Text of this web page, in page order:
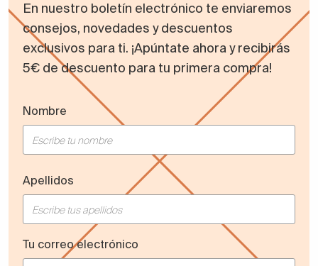
En nuestro boletín electrónico te enviaremos
consejos, novedades y descuentos
exclusivos para ti. ¡Apúntate ahora y recibirás
5€ de descuento para tu primera compra!
Nombre
Apellidos
Tu correo electrónico